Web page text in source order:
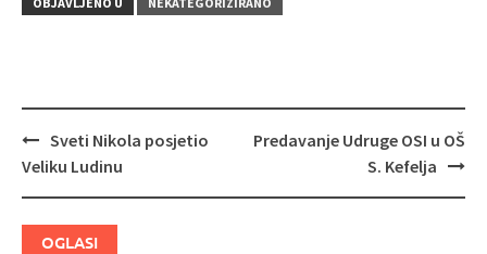
Navigacija
Sveti Nikola posjetio
Veliku Ludinu
Predavanje Udruge OSI u OŠ
S. Kefelja
OGLASI